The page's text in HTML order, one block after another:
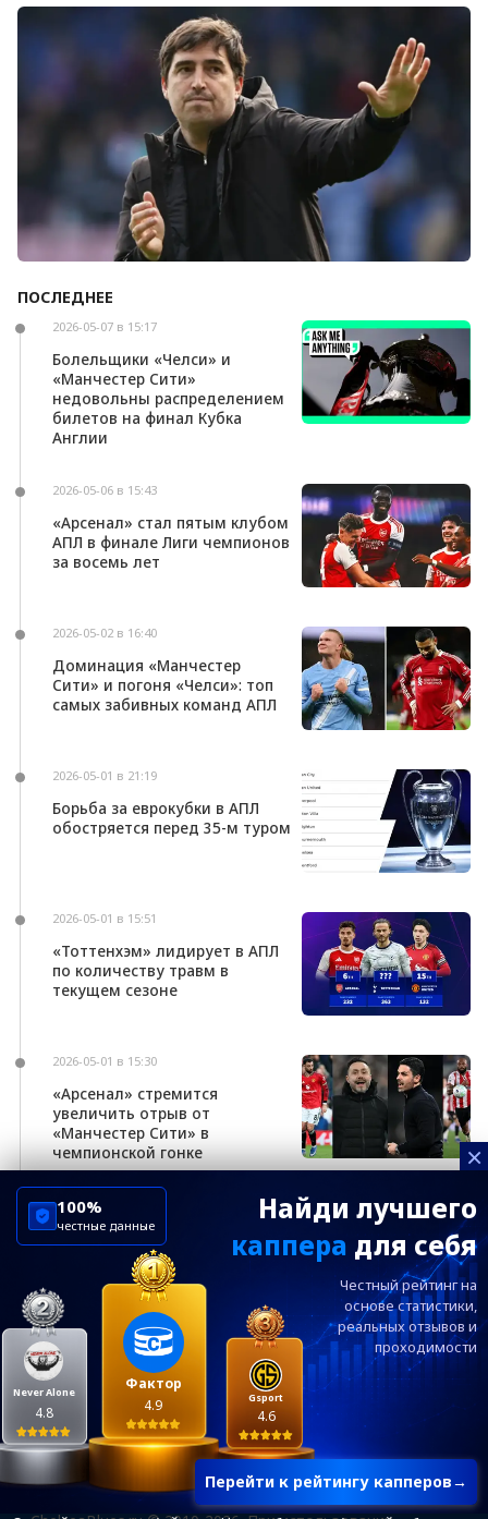
Болельщики «Ливерпуля» освистали команду
после ничьей с «Челси»
Андони Ираола может возглавить «Кристал
ПОСЛЕДНЕЕ
2026-05-07 в 15:17
Болельщики «Челси» и
«Манчестер Сити»
недовольны распределением
билетов на финал Кубка
Англии
2026-05-06 в 15:43
«Арсенал» стал пятым клубом
АПЛ в финале Лиги чемпионов
за восемь лет
2026-05-02 в 16:40
Доминация «Манчестер
Сити» и погоня «Челси»: топ
самых забивных команд АПЛ
2026-05-01 в 21:19
Борьба за еврокубки в АПЛ
обостряется перед 35-м туром
2026-05-01 в 15:51
«Тоттенхэм» лидирует в АПЛ
по количеству травм в
текущем сезоне
2026-05-01 в 15:30
«Арсенал» стремится
увеличить отрыв от
«Манчестер Сити» в
чемпионской гонке
×
Найди лучшего
каппера для себя
Честный рейтинг на
основе статистики,
реальныхотзывов и
проходимости
Перейти к рейтингу капперов→
Фактор
4.9
Never Alone
4.8
Gsport
4.6
100%
честные данные
ChelseaBluesRu
ФК Челси
Посетителям
Информация
Ежевечерний дайджест главных новостей от
редакции ChelseaBlues.ru — подписывайтесь!